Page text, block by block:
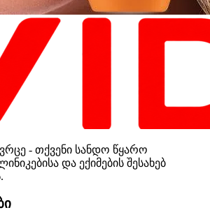
- თქვენი სანდო წყარო
და ექიმების შესახებ